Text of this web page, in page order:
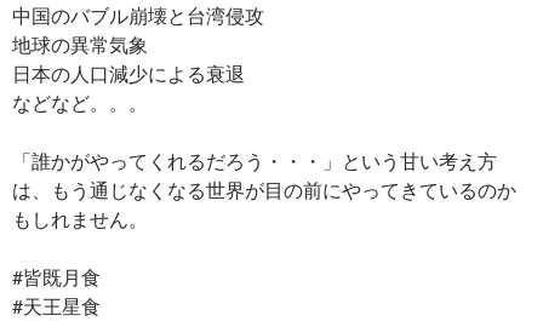
中国のバブル崩壊と台湾侵攻
地球の異常気象
日本の人口減少による衰退
などなど。。。
「誰かがやってくれるだろう・・・」という甘い考え方
は、もう通じなくなる世界が目の前にやってきているのか
もしれません。
#皆既月食
#天王星食